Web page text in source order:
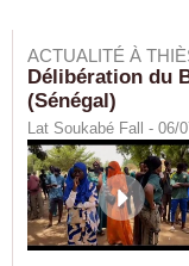
ACTUALITÉ À
Délibération du
(Sénégal)
Lat Soukabé Fall - 06/